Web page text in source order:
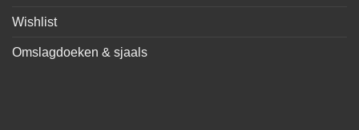
Wishlist
Omslagdoeken & sjaals